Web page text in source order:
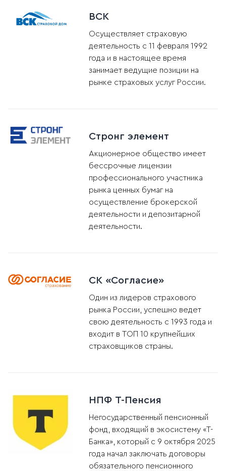
ВСК
Осуществляет страховую
деятельность с 11 февраля 1992
года и в настоящее время
занимает ведущие позиции на
рынке страховых услуг России.
Стронг элемент
Акционерное общество имеет
бессрочные лицензии
профессионального участника
рынка ценных бумаг на
осуществление брокерской
деятельности и депозитарной
деятельности.
СК «Согласие»
Один из лидеров страхового
рынка России, успешно ведет
свою деятельность с 1993 года и
входит в ТОП 10 крупнейших
страховщиков страны.
НПФ Т-Пенсия
Негосударственный пенсионный
фонд, входящий в экосистему «Т-
Банка», который с 9 октября 2025
года начал заключать договоры
обязательного пенсионного